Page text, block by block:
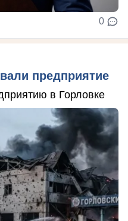
0
предприятие
в Горловке